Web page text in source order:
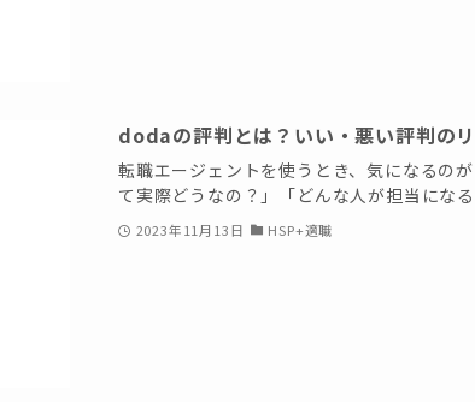
dodaの評判とは？いい・悪い評判の
転職エージェントを使うとき、気になるの
て実際どうなの？」「どんな人が担当にな
2023年11月13日 HSP+適職